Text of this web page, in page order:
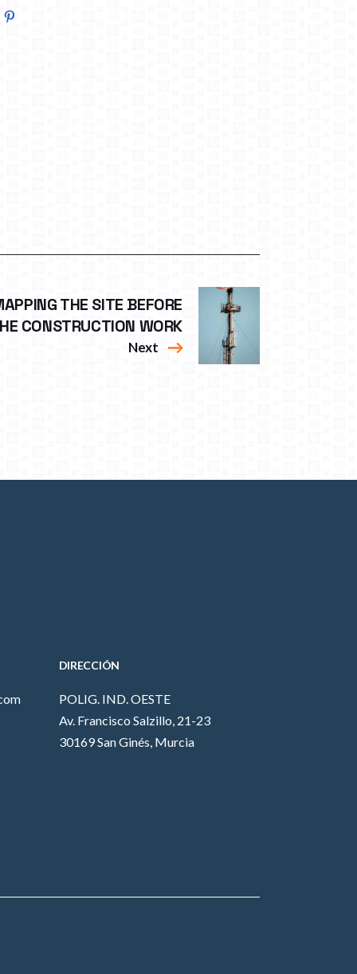
THE SITE BEFORE
CONSTRUCTION WORK
Next
DIRECCIÓN
POLIG. IND. OESTE
Av. Francisco Salzillo, 21-23
30169 San Ginés, Murcia